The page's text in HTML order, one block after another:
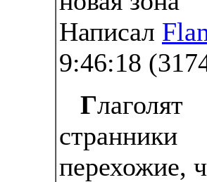
Написал
9:46:18 (
Глаголят
странники
перехожие,